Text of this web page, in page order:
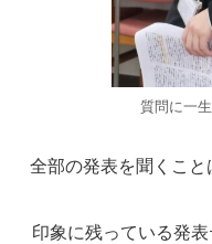
質問に一
全部の発表を聞くこと
印象に残っている発